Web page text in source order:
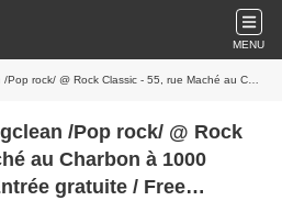
MENU
- 55, rue Maché au Charbon à 1000 Bruxelles - 21h00 - Entrée gratuite / Free entrance
/Pop rock/ @ Rock
au Charbon à 1000
gratuite / Free